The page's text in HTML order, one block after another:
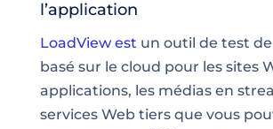
l’application
LoadView est un outil de test
basé sur le cloud pour les sites
applications, les médias en
services Web tiers que vous